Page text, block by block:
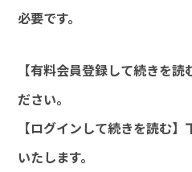
必要です。
【有料会員登録して続きを読
ださい。
【ログインして続きを読む
いたします。